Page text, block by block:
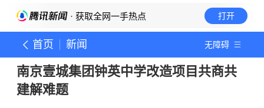
· 获取全网一手热点 打开
首页 新闻 无障碍
南京壹城集团钟英中学改造项目共商共
建解难题